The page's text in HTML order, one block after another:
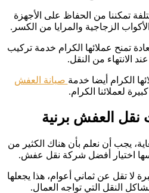
تمكننا من الحفاظ على الأجهزة
الأكواب الزجاجية والمرايا من الكسر.
تمنح عملائها الكرام خدمة تركيب
الانتهاء من النقل.
الكرام أيضا خدمة صيانة العفش
لعملائنا الكرام.
العفش برنية
يجب أن نعلم بأن هناك الكثير من
اختيار أفضل شركة نقل عفش.
لا تقل عن ثماني أعوام، هذا يجعلها
النقل التي تواجه العمال.